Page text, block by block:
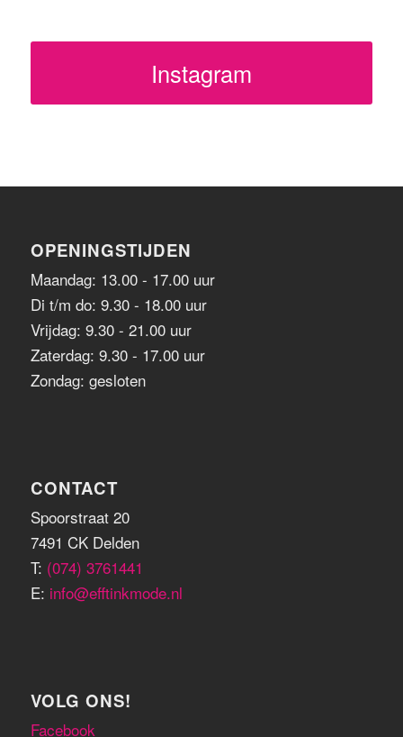
Instagram
OPENINGSTIJDEN
Maandag: 13.00 - 17.00 uur
Di t/m do: 9.30 - 18.00 uur
Vrijdag: 9.30 - 21.00 uur
Zaterdag: 9.30 - 17.00 uur
Zondag: gesloten
CONTACT
Spoorstraat 20
7491 CK Delden
T: (074) 3761441
E: info@efftinkmode.nl
VOLG ONS!
Facebook